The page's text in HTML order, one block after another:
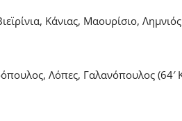
Κάνιας, Μαουρίσιο,
Λόπες, Γαλανόπουλος (64′